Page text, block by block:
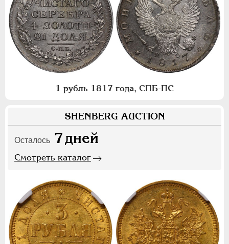
1 рубль 1817 года, СПБ-ПС
SHENBERG AUCTION
Осталось 7дней
Смотреть каталог